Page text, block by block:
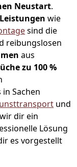
Neustart.
wie
sind die
reibungslosen
aus
zu 100 %
Sachen
und
dir ein
Lösung
es vorgestellt